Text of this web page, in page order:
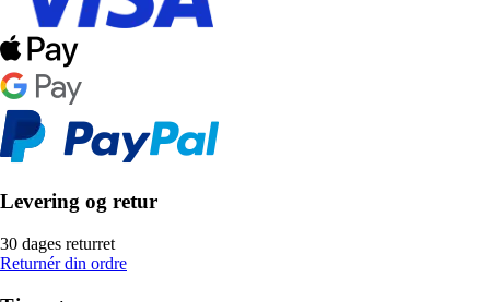
Levering og retur
30 dages returret
Returnér din ordre